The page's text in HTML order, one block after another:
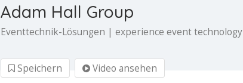
Adam Hall Group
Eventtechnik-Lösungen | experience event technology
Speichern Video ansehen